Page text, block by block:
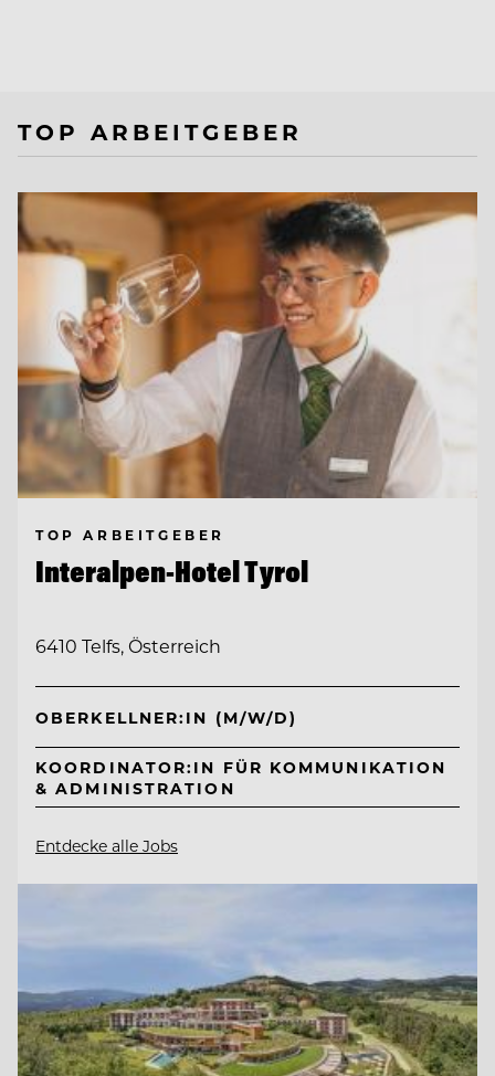
TOP ARBEITGEBER
TOP ARBEITGEBER
Interalpen-Hotel Tyrol
6410 Telfs, Österreich
OBERKELLNER:IN (M/W/D)
KOORDINATOR:IN FÜR KOMMUNIKATION
& ADMINISTRATION
Entdecke alle Jobs